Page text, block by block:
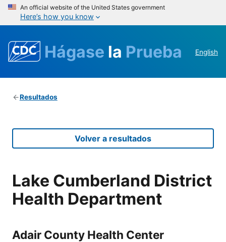
An official website of the United States government
Here’s how you know
Hágase la Prueba English
Resultados
Volver a resultados
Lake Cumberland District
Health Department
Adair County Health Center